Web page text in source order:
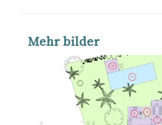
Mehr bilder